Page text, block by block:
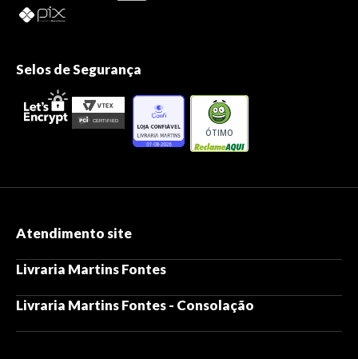
Selos de Segurança
ÓTIMO
Atendimento site
Livraria Martins Fontes
Livraria Martins Fontes - Consolação